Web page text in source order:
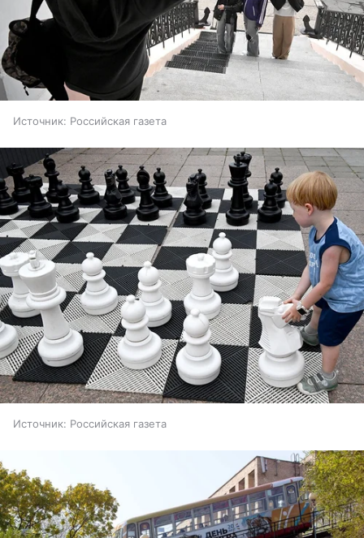
Источник: Российская газета
Источник: Российская газета